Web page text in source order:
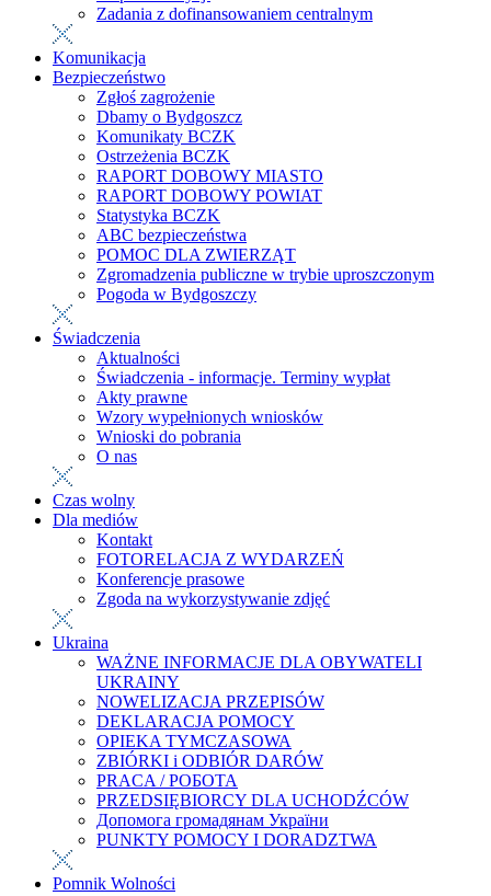
Zadania z dofinansowaniem centralnym
Komunikacja
Bezpieczeństwo
Zgłoś zagrożenie
Dbamy o Bydgoszcz
Komunikaty BCZK
Ostrzeżenia BCZK
RAPORT DOBOWY MIASTO
RAPORT DOBOWY POWIAT
Statystyka BCZK
ABC bezpieczeństwa
POMOC DLA ZWIERZĄT
Zgromadzenia publiczne w trybie uproszczonym
Pogoda w Bydgoszczy
Świadczenia
Aktualności
Świadczenia - informacje. Terminy wypłat
Akty prawne
Wzory wypełnionych wniosków
Wnioski do pobrania
O nas
Czas wolny
Dla mediów
Kontakt
FOTORELACJA Z WYDARZEŃ
Konferencje prasowe
Zgoda na wykorzystywanie zdjęć
Ukraina
WAŻNE INFORMACJE DLA OBYWATELI
UKRAINY
NOWELIZACJA PRZEPISÓW
DEKLARACJA POMOCY
OPIEKA TYMCZASOWA
ZBIÓRKI i ODBIÓR DARÓW
PRACA / РОБОТА
PRZEDSIĘBIORCY DLA UCHODŹCÓW
Допомога громадянам України
PUNKTY POMOCY I DORADZTWA
Pomnik Wolności